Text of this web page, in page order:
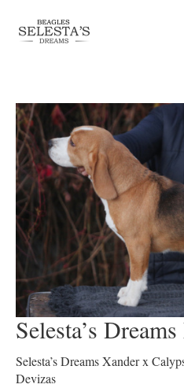
Selesta’s
Selesta’s Dreams Xander x
Devizas